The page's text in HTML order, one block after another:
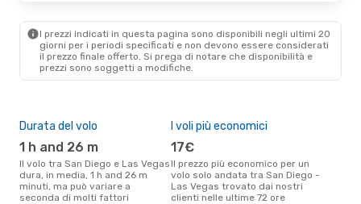
Sab 22 Ago- Sab 22 Ago
Frontier AirlinesDiretto
SAN- LAS
Alaska AirlinesDiretto
LAS- SAN
I prezzi indicati in questa pagina sono disponibili negli ultimi 20
giorni per i periodi specificati e non devono essere considerati
il ​​prezzo finale offerto. Si prega di notare che disponibilità e
prezzi sono soggetti a modifiche.
Durata del volo
1 h and 26 m
Il volo tra San Diego e Las Vegas
dura, in media, 1 h and 26 m
minuti, ma può variare a
seconda di molti fattori
I voli più economici
17€
Il prezzo più economico per un
volo solo andata tra San Diego -
Las Vegas trovato dai nostri
clienti nelle ultime 72 ore